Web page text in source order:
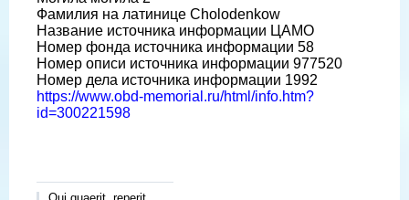
Фамилия на латинице Cholodenkow
Название источника информации ЦАМО
Номер фонда источника информации 58
Номер описи источника информации 977520
Номер дела источника информации 1992
https://www.obd-memorial.ru/html/info.htm?
id=300221598